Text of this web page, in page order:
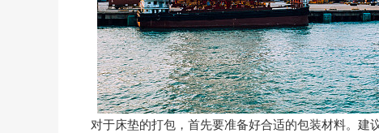
对于床垫的打包，首先要准备好合适的包装材料。